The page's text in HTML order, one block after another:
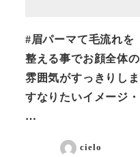
#眉パーマて毛流れを
整える事でお顔全体の
雰囲気がすっきりしま
すなりたいイメージ・
…
cielo